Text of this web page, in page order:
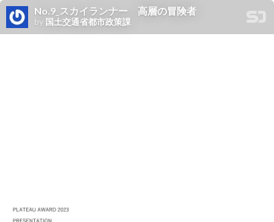
No.9_スカイランナー 高層の冒険者
by 国土交通省都市政策課